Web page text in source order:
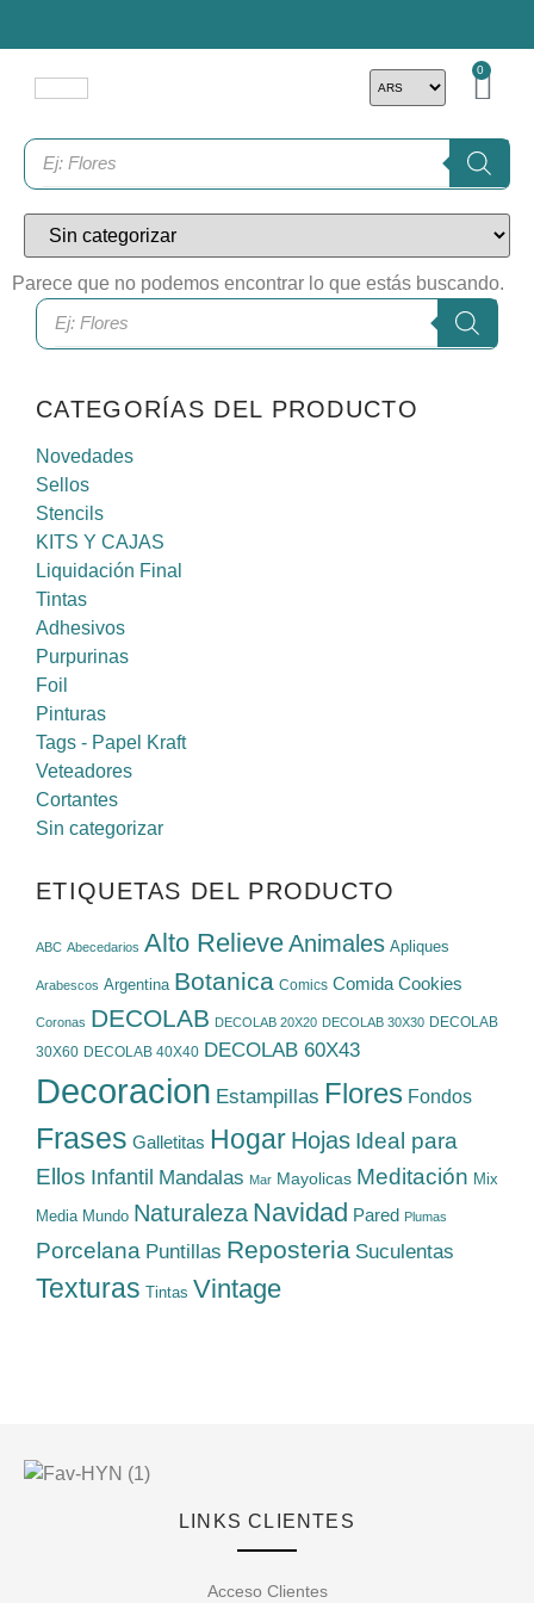
0
CATEGORÍAS DEL PRODUCTO
Novedades
Sellos
Stencils
KITS Y CAJAS
Liquidación Final
Tintas
Adhesivos
Purpurinas
Foil
Pinturas
Tags - Papel Kraft
Veteadores
Cortantes
Sin categorizar
ETIQUETAS DEL PRODUCTO
ABC Abecedarios Alto RelieveAnimales Apliques
Arabescos Argentina Botanica Comics Comida Cookies
Coronas DECOLAB DECOLAB 20X20 DECOLAB 30X30 DECOLAB
30X60 DECOLAB 40X40 DECOLAB 60X43
Decoracion Estampillas Flores Fondos
Frases Galletitas Hogar Hojas Ideal para
Ellos Infantil Mandalas Mar Mayolicas Meditación Mix
Media Mundo Naturaleza Navidad Pared Plumas
Porcelana Puntillas Reposteria Suculentas
Texturas Tintas Vintage
Parece que no podemos encontrar lo que estás buscando.
LINKS CLIENTES
Acceso Clientes